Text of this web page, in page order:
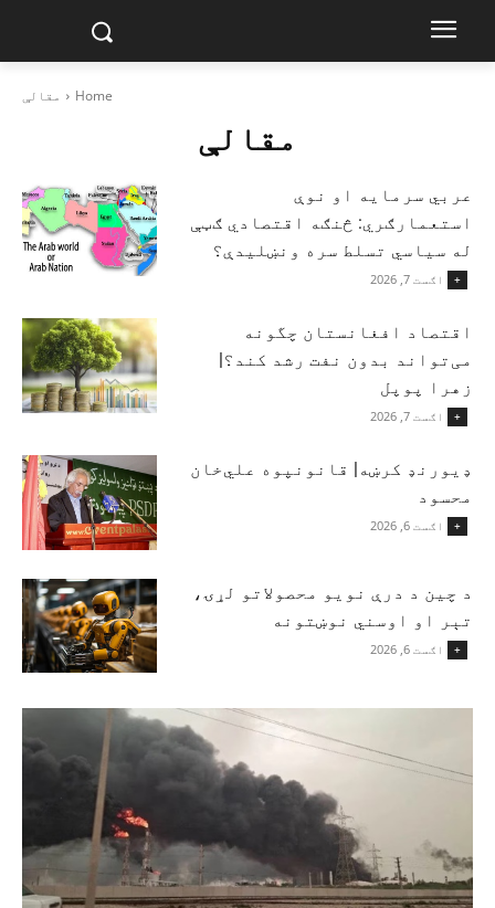
Home مقالې
مقالې
عربي سرمایه او نوې
استعمارګري: څنګه اقتصادي ګټې
له سیاسي تسلط سره ونښلیدې؟
+ اګست 7, 2026
اقتصاد افغانستان چگونه
می‌تواند بدون نفت رشد کند؟|
زهرا پوپل
+ اګست 7, 2026
ډیورنډ کرښه| قانونپوه علي‌خان
محسود
+ اګست 6, 2026
د چین د درې نویو محصولاتو لړۍ،
تېر او اوسني نوښتونه
+ اګست 6, 2026